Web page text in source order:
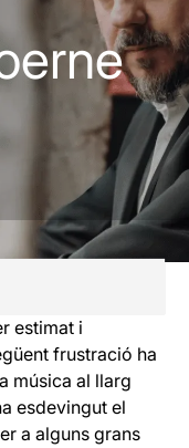
estimat i
frustració ha
música al llarg
esdevingut el
a alguns grans